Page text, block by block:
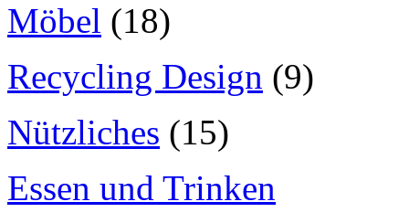
Möbel (18)
Recycling Design (9)
Nützliches (15)
Essen und Trinken